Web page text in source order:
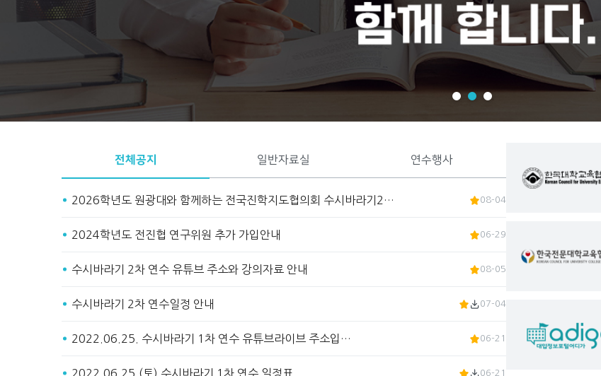
전체공지
2026학년도 원광대와 함께하는 전국진학지도협의회 수시바라기2… 08-04
2024학년도 전진협 연구위원 추가 가입안내 06-29
수시바라기 2차 연수 유튜브 주소와 강의자료 안내 08-05
수시바라기 2차 연수일정 안내 07-04
2022.06.25. 수시바라기 1차 연수 유튜브라이브 주소입… 06-21
2022.06.25.(토) 수시바라기 1차 연수 일정표 06-21
일반자료실 연수행사